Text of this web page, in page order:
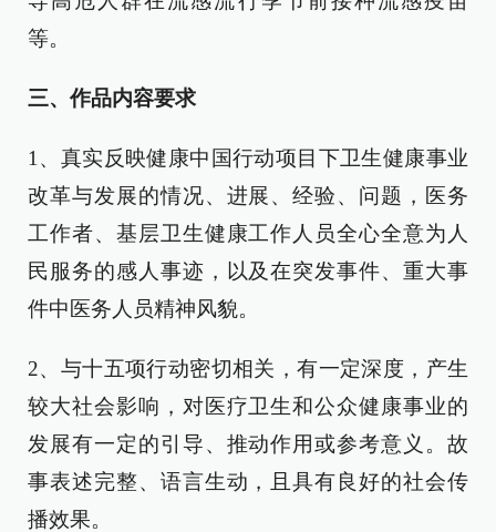
等。
三、作品内容要求
1、真实反映健康中国行动项目下卫生健康事业
改革与发展的情况、进展、经验、问题，医务
工作者、基层卫生健康工作人员全心全意为人
民服务的感人事迹，以及在突发事件、重大事
件中医务人员精神风貌。
2、与十五项行动密切相关，有一定深度，产生
较大社会影响，对医疗卫生和公众健康事业的
发展有一定的引导、推动作用或参考意义。故
事表述完整、语言生动，且具有良好的社会传
播效果。